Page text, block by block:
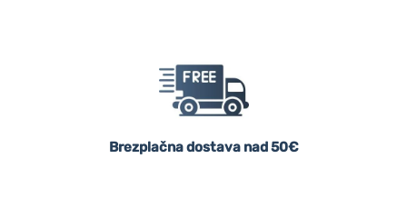
Brezplačna dostava nad 50€